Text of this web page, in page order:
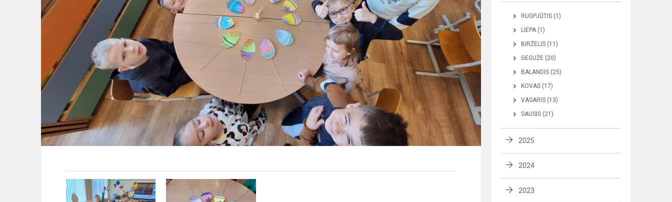
RUGPJŪTIS (1)
LIEPA (1)
BIRŽELIS (11)
GEGUŽĖ (20)
BALANDIS (25)
KOVAS (17)
VASARIS (13)
SAUSIS (21)
2025
2024
2023